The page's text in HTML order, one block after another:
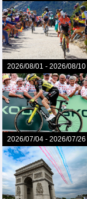
2026/08/01 -2026/08/10
2026/07/04 -2026/07/26